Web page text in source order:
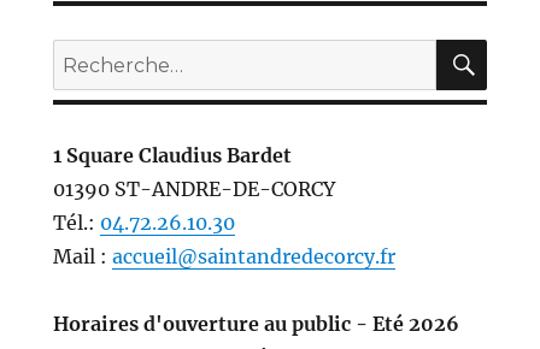
Recherche
pour :
1 Square Claudius Bardet
01390 ST-ANDRE-DE-CORCY
Tél.: 04.72.26.10.30
Mail : accueil@saintandredecorcy.fr
Horaires d'ouverture au public - Eté 2026